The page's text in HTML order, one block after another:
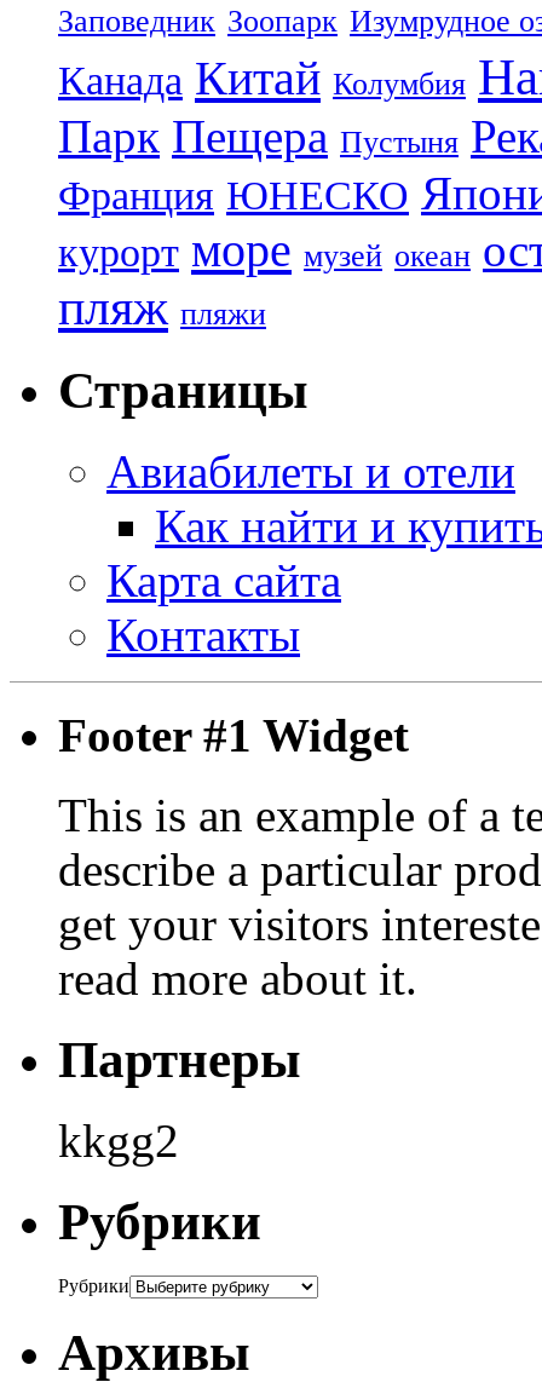
Заповедник Зоопарк Изумрудное
Канада Китай Колумбия
Парк Пещера Пустыня
Франция ЮНЕСКО
курорт море музей океан
пляж пляжи
Страницы
Авиабилеты и отели
Как найти и
Карта сайта
Контакты
Footer #1 Widget
This is an example of a
describe a particular
get your visitors
read more about it.
Партнеры
kkgg2
Рубрики
Рубрики
Архивы